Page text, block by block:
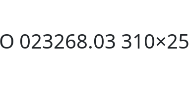
023268.03 310×25